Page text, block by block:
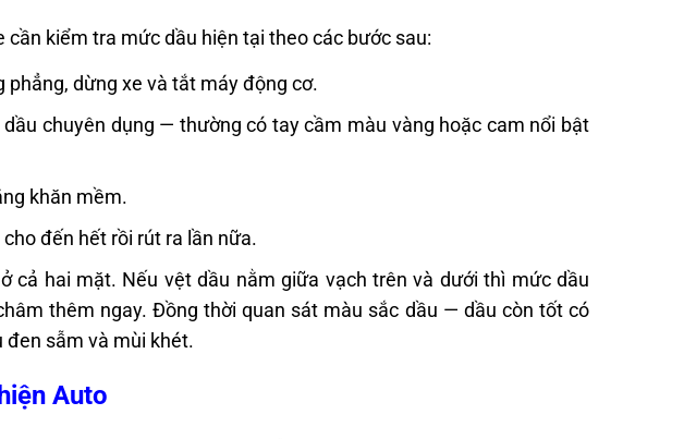
kiểm tra mức dầu hiện tại theo các bước sau:
phẳng, dừng xe và tắt máy động cơ.
chuyên dụng — thường có tay cầm màu vàng hoặc cam nổi bật
khăn mềm.
đến hết rồi rút ra lần nữa.
cả hai mặt. Nếu vệt dầu nằm giữa vạch trên và dưới thì mức dầu
thêm ngay. Đồng thời quan sát màu sắc dầu — dầu còn tốt có
đen sẫm và mùi khét.
Auto